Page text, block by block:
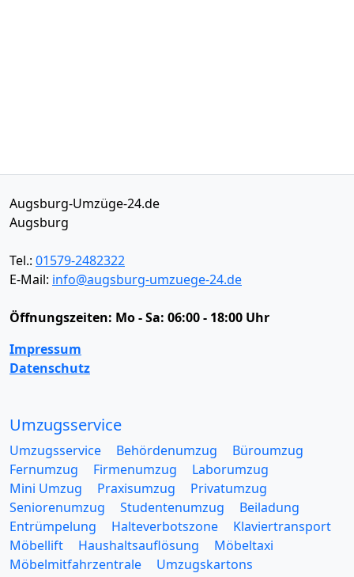
Augsburg-Umzüge-24.de
Augsburg
Tel.: 01579-2482322
E-Mail: info@augsburg-umzuege-24.de
Öffnungszeiten: Mo - Sa: 06:00 - 18:00 Uhr
Impressum
Datenschutz
Umzugsservice
Umzugsservice Behördenumzug
Büroumzug
Fernumzug
Firmenumzug
Laborumzug
Mini Umzug
Praxisumzug
Privatumzug
Seniorenumzug
Studentenumzug
Beiladung
Entrümpelung
Halteverbotszone
Klaviertransport
Möbellift
Haushaltsauflösung
Möbeltaxi
Möbelmitfahrzentrale
Umzugskartons